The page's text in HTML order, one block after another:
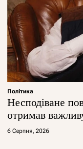
Політика
Несподіване
отримав
6 Серпня, 2026